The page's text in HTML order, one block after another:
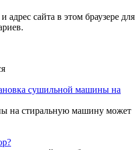
адрес сайта в этом браузере для
сушильной машины на
на стиральную машину может